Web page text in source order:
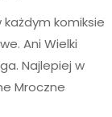
komiksie
Ani Wielki
Najlepiej w
Mroczne